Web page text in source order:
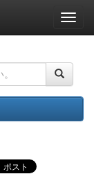
ナ
ビ
ー
ョ
ン